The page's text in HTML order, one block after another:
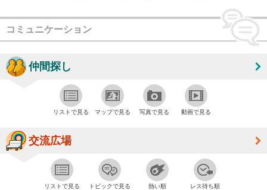
コミュニケーション
仲間探し
リストで見る マップで見る 写真で見る 動画で見る
交流広場
リストで見る トピックで見る 熱い順 レス待ち順